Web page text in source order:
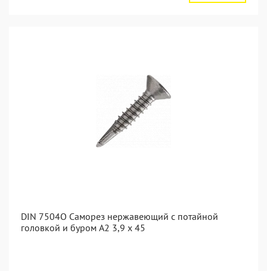
DIN 7504O Саморез нержавеющий с потайной
головкой и буром А2 3,9 x 45